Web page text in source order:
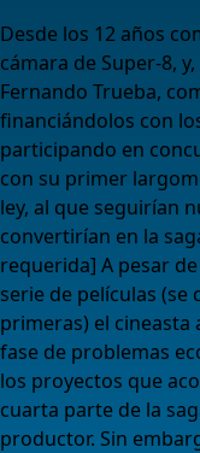
Desde los 12 años
cámara de Super-8,
Fernando Trueba,
financiándolos con
participando en
con su primer
ley, al que seguirían
convertirían en la
requerida] A pesar
serie de películas (se
primeras) el cineasta
fase de problemas
los proyectos que
cuarta parte de la
productor. Sin